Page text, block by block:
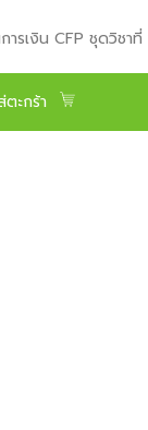
รเงิน CFP ชุดวิชาที่
ตะกร้า